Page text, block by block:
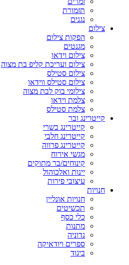
תזמורת
נגנים
צילום
הפקות צילום
מגנטים
צילום וידאו
צילום ועריכת קליפ בת מצוה
צילום סטילס
צילום סטילס ווידאו
צילומי בוק לבת מצוה
צלמת וידאו
צלמת סטילס
קייטרינג ובר
קייטרינג בשרי
קייטרינג חלבי
קייטרינג פרווה
מגשי אירוח
קינוחים/בר מתוקים
יינות ואלכוהול
עיצובי פירות
חנויות
חנויות אונליין
תכשיטים
כלי כסף
מתנות
נדוניה
ספרים ויודאיקה
ביגוד